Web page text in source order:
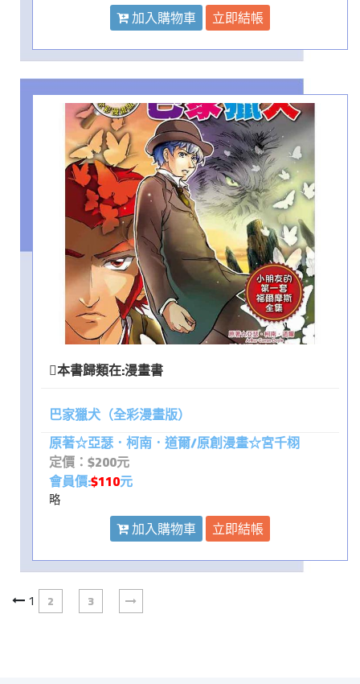
加入購物車 立即結帳
本書歸類在:漫畫書
巴家獵犬（全彩漫畫版）
原著☆亞瑟．柯南．道爾/原創漫畫☆宮千栩
定價：$200元
會員價:$110元
略
加入購物車 立即結帳
1 2 3